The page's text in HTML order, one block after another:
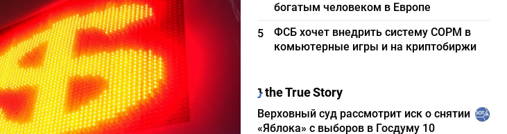
богатым человеком в Европе
5
ФСБ хочет внедрить систему СОРМ в
комьютерные игры и на криптобиржи